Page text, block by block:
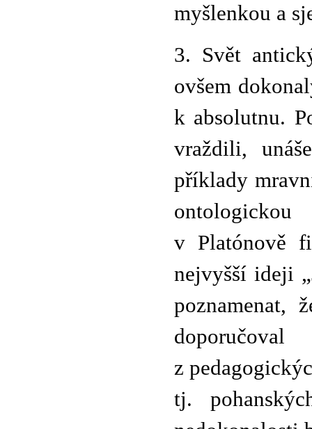
myšlenkou a
3. Svět
ovšem
k absolutnu.
vraždili,
příklady
v Platónově
nejvyšší ideji
z
tj.